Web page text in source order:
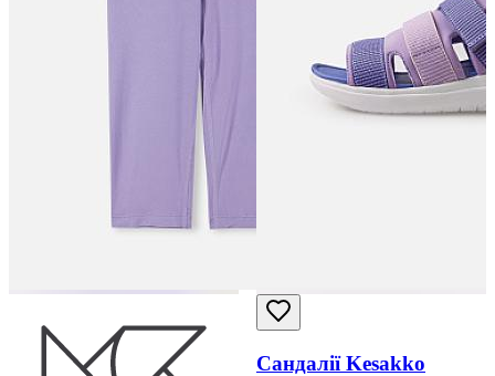
Сандалії Kesakko